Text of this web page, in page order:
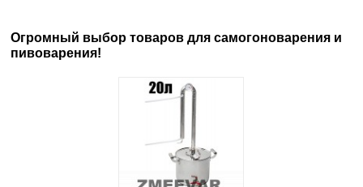
Огромный выбор товаров для самогоноварения и
пивоварения!